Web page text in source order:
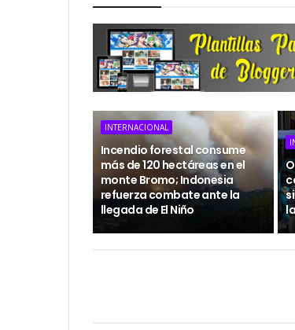
INTERNACIONAL
Incendio forestal consume
más de 120 hectáreas en el
monte Bromo; Indonesia
refuerza combate ante la
llegada de El Niño